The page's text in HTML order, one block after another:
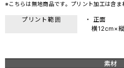
※こちらは無地商品です。プリント加工は含ま
プリント範囲
・ 正面
横12cm×
素材